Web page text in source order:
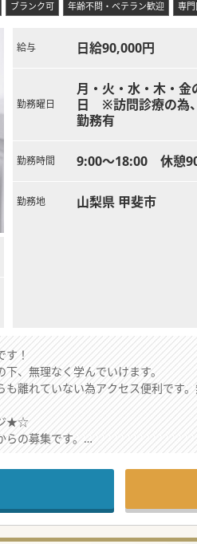
ブランク可 年齢不問・ベテラン歓迎 専
給与 日給90,000円
勤務曜日
月・火・水・木・金
日 ※訪問診療の為
勤務有
勤務時間 9:00～18:00 休憩
勤務地 山梨県 甲斐市
す！
、無理なく学んでいけます。
離れていない為アクセス便利です
★☆
らの募集です。
務負担軽減のための求人です。
スも容易です。是非お問合せ下さい！